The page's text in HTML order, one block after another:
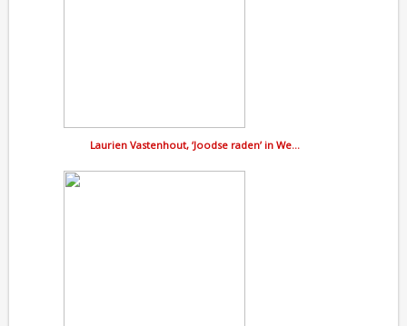
Laurien Vastenhout, ‘Joodse raden’ in We…